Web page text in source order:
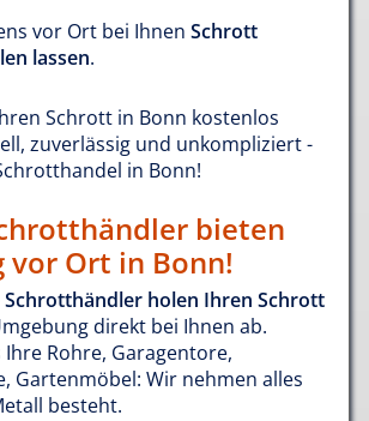
vor Ort bei Ihnen Schrott
lassen.
Schrott in Bonn kostenlos
zuverlässig und unkompliziert -
in Bonn!
bieten
vor Ort in Bonn!
Schrotthändler holen Ihren Schrott
direkt bei Ihnen ab.
Ihre Rohre, Garagentore,
Gartenmöbel: Wir nehmen alles
besteht.